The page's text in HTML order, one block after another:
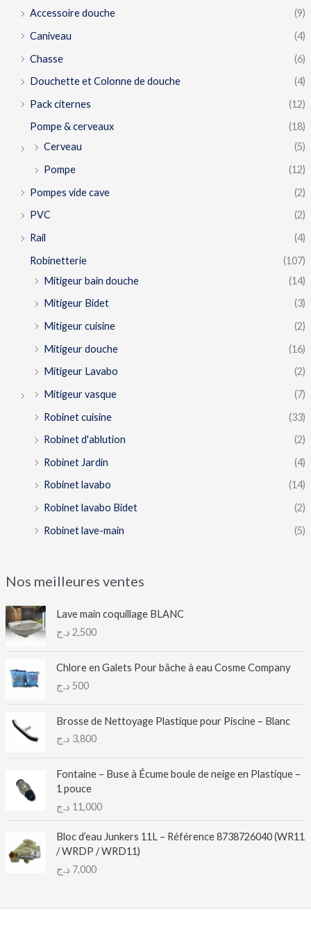
Accessoire douche
(9)
Caniveau
(4)
Chasse
(6)
Douchette et Colonne de douche
(4)
Pack citernes
(12)
Pompe & cerveaux
(18)
Cerveau
(5)
Pompe
(12)
Pompes vide cave
(2)
PVC
(2)
Rail
(4)
Robinetterie
(107)
Mitigeur bain douche
(14)
Mitigeur Bidet
(3)
Mitigeur cuisine
(2)
Mitigeur douche
(16)
Mitigeur Lavabo
(2)
Mitigeur vasque
(7)
Robinet cuisine
(33)
Robinet d'ablution
(2)
Robinet Jardin
(4)
Robinet lavabo
(14)
Robinet lavabo Bidet
(2)
Robinet lave-main
(5)
Nos meilleures ventes
Lave main coquillage BLANC
2,500 د.ج
Chlore en Galets Pour bâche à eau Cosme Company
500 د.ج
Brosse de Nettoyage Plastique pour Piscine – Blanc
3,800 د.ج
Fontaine – Buse à Écume boule de neige en Plastique –
1 pouce
11,000 د.ج
Bloc d’eau Junkers 11L – Référence 8738726040 (WR11
/ WRDP / WRD11)
7,000 د.ج